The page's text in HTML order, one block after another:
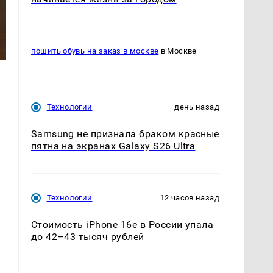
пошить обувь на заказ в москве в Москве
Технологии день назад
Samsung не признала браком красные
пятна на экранах Galaxy S26 Ultra
Технологии 12 часов назад
Стоимость iPhone 16e в России упала
до 42–43 тысяч рублей